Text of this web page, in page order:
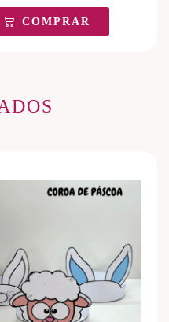
COMPRAR